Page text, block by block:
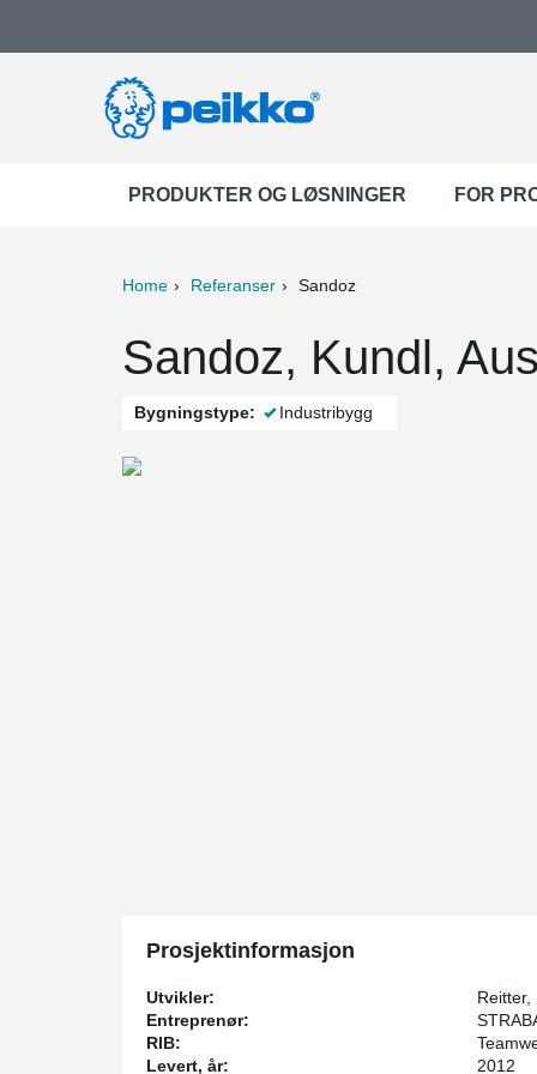
PRODUKTER OG LØSNINGER FOR
Home Referanser Sandoz
Sandoz, Kundl,
Bygningstype: Industribygg
Prosjektinformasjon
Utvikler:
Reitter,
Entreprenør:
RIB:
Levert, år:
2012